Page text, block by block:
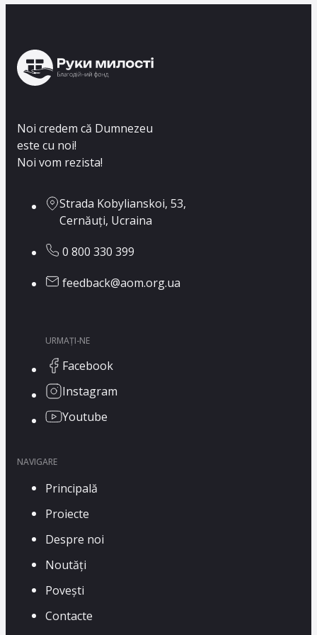
Noi credem că Dumnezeu
este cu noi!
Noi vom rezista!
Strada Kobylianskoi, 53,
Cernăuți, Ucraina
0 800 330 399
feedback@aom.org.ua
URMAȚI-NE
Facebook
Instagram
Youtube
NAVIGARE
Principală
Proiecte
Despre noi
Noutăți
Povești
Contacte